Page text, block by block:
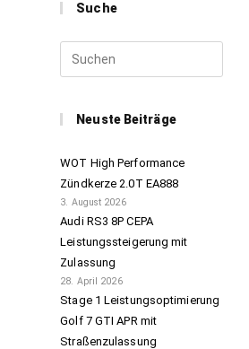
Suche
Neuste Beiträge
WOT High Performance
Zündkerze 2.0T EA888
3. August 2026
Audi RS3 8P CEPA
Leistungssteigerung mit
Zulassung
28. April 2026
Stage 1 Leistungsoptimierung
Golf 7 GTI APR mit
Straßenzulassung